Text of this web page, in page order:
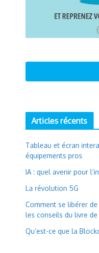
Articles récents
Tableau et écran
équipements pros
IA : quel avenir pour
La révolution 5G
Comment se libérer
les conseils du livre de
Qu’est-ce que la